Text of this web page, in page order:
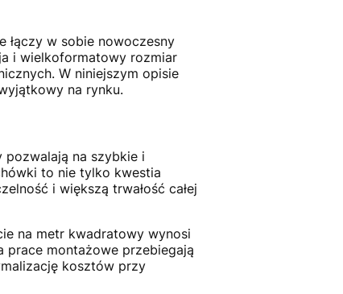
łączy w sobie nowoczesny
i wielkoformatowy rozmiar
W niniejszym opisie
na rynku.
pozwalają na szybkie i
to nie tylko kwestia
i większą trwałość całej
na metr kwadratowy wynosi
prace montażowe przebiegają
kosztów przy